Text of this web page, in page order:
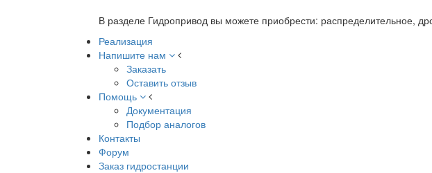
В разделе Гидропривод вы можете приобрести: распределительное,
Реализация
Напишите нам
Заказать
Оставить отзыв
Помощь
Документация
Подбор аналогов
Контакты
Форум
Заказ гидростанции